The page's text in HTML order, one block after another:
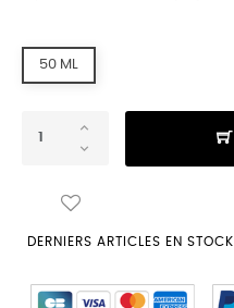
50 ML
DERNIERS ARTICLES EN STOCK